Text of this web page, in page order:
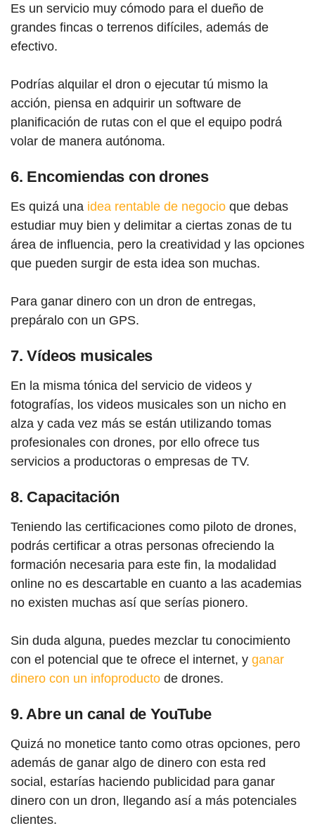
Es un servicio muy cómodo para el dueño de
grandes fincas o terrenos difíciles, además de
efectivo.
Podrías alquilar el dron o ejecutar tú mismo la
acción, piensa en adquirir un software de
planificación de rutas con el que el equipo podrá
volar de manera autónoma.
6. Encomiendas con drones
Es quizá una idea rentable de negocio que debas
estudiar muy bien y delimitar a ciertas zonas de tu
área de influencia, pero la creatividad y las opciones
que pueden surgir de esta idea son muchas.
Para ganar dinero con un dron de entregas,
prepáralo con un GPS.
7. Vídeos musicales
En la misma tónica del servicio de videos y
fotografías, los videos musicales son un nicho en
alza y cada vez más se están utilizando tomas
profesionales con drones, por ello ofrece tus
servicios a productoras o empresas de TV.
8. Capacitación
Teniendo las certificaciones como piloto de drones,
podrás certificar a otras personas ofreciendo la
formación necesaria para este fin, la modalidad
online no es descartable en cuanto a las academias
no existen muchas así que serías pionero.
Sin duda alguna, puedes mezclar tu conocimiento
con el potencial que te ofrece el internet, y ganar
dinero con un infoproducto de drones.
9. Abre un canal de YouTube
Quizá no monetice tanto como otras opciones, pero
además de ganar algo de dinero con esta red
social, estarías haciendo publicidad para ganar
dinero con un dron, llegando así a más potenciales
clientes.